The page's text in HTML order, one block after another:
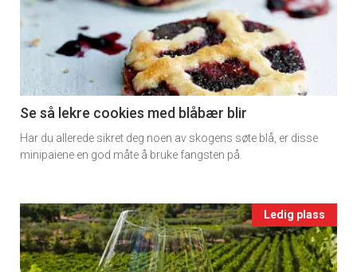
detail
-
section
11
Ukens
Se så lekre cookies med blåbær blir
Har du allerede sikret deg noen av skogens søte blå, er disse
minipaiene en god måte å bruke fangsten på.
Events
single
Ledig plass